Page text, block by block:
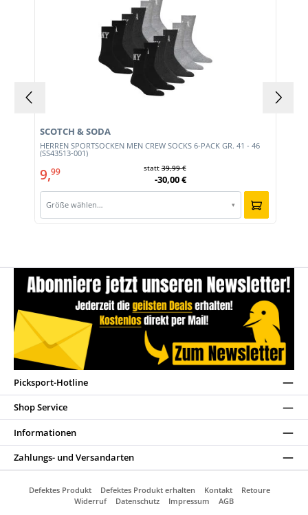
HERREN SPORTSOCKEN MEN CREW SOCKS 6-PACK GR. 41 - 46
(SS43513-001)
SCOTCH & SODA
9,99 statt39,99 €
-30,00 €
Größe wählen… ▾
Picksport-Hotline
Shop Service
Informationen
Zahlungs- und Versandarten
Defektes Produkt Defektes Produkt erhalten Kontakt
Retoure
Widerruf
Datenschutz Impressum AGB